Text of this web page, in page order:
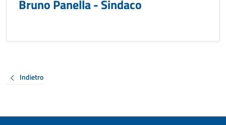
Bruno Panella - Sindaco
Indietro